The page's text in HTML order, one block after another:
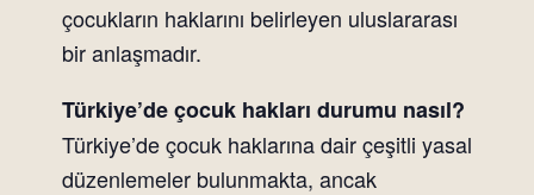
çocukların haklarını belirleyen uluslararası
bir anlaşmadır.
Türkiye’de çocuk hakları durumu nasıl?
Türkiye’de çocuk haklarına dair çeşitli yasal
düzenlemeler bulunmakta, ancak